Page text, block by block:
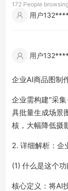
172 People
用户
用户
企业AI商品图制
企业需构建"采
具批量生成场景
核，大幅降低摄
2. 详细解析：企
(1) 什么是这个
核心定义：将AI